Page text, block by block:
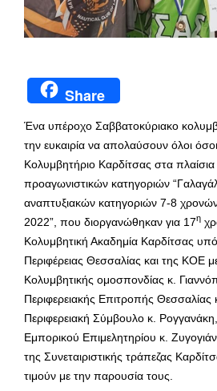
Share
Ένα υπέροχο Σαββατοκύριακο
την ευκαιρία να απολαύσουν όλοι
Κολυμβητήριο Καρδίτσας στα
προαγωνιστικών κατηγοριών
αναπτυξιακών κατηγοριών 7-8
2022”, που διοργανώθηκαν για 17η
Κολυμβητική Ακαδημία Καρδίτσας υπό
Περιφέρειας Θεσσαλίας και της ΚΟΕ
Κολυμβητικής ομοσπονδίας κ.
Περιφερειακής Επιτροπής
Περιφερειακή Σύμβουλο κ.
Εμπορικού Επιμελητηρίου κ.
της Συνεταιριστικής τράπεζας
τιμούν με την παρουσία τους.